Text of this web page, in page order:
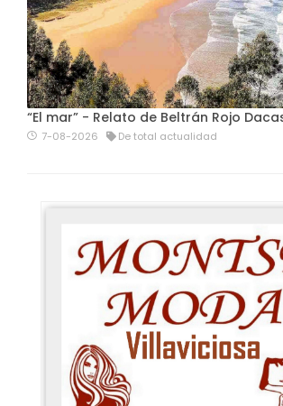
“El mar” - Relato de Beltrán Rojo
7-08-2026 De total actualidad